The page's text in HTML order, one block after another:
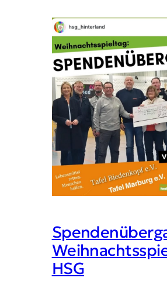
HSG